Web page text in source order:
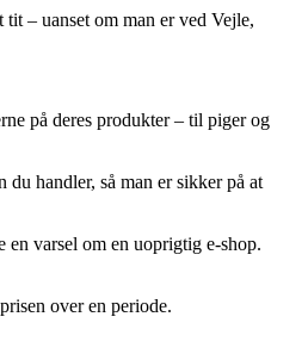
– uanset om man er ved Vejle,
på deres produkter – til piger og
handler, så man er sikker på at
varsel om en uoprigtig e-shop.
over en periode.